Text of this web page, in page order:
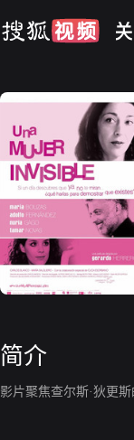
简介
影片聚焦查尔斯·狄更